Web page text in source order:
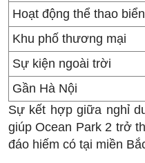
Hoạt động thể thao biển
Khu phố thương mại
Sự kiện ngoài trời
Gần Hà Nội
Sự kết hợp giữa nghỉ
giúp Ocean Park 2 trở
đáo hiếm có tại miền